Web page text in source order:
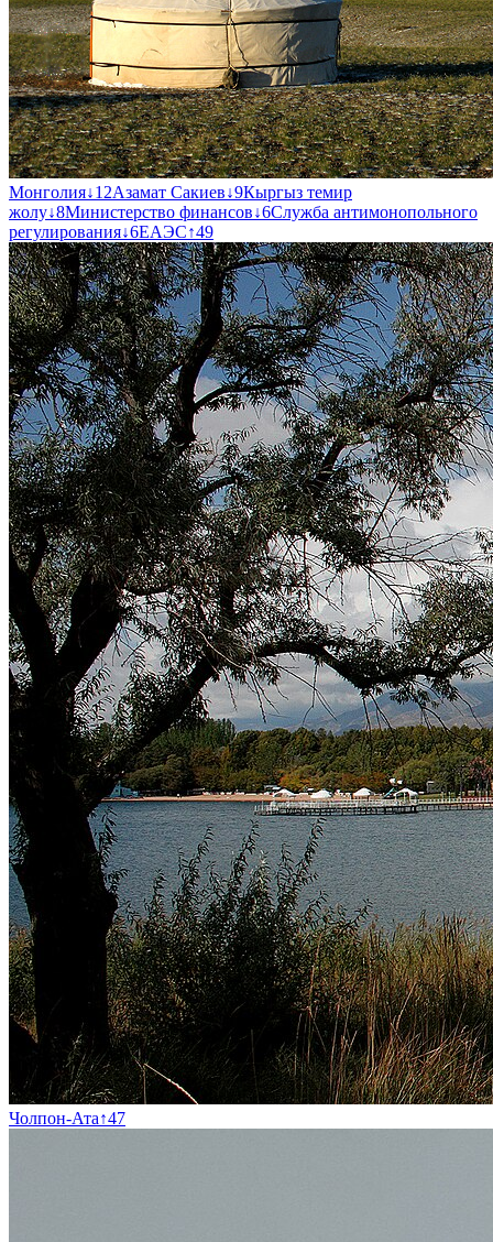
Монголия↓12Азамат Сакиев↓9Кыргыз темир
жолу↓8Министерство финансов↓6Служба антимонопольного
регулирования↓6ЕАЭС↑49
Чолпон-Ата↑47